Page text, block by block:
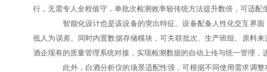
行，无需专人全程值守，单批次检测效率较传统方法提升数倍，可适
智能化设计也是该设备的突出特征。设备配备人性化交互界面
低人为误差。同时内置数据存储模块，可关联批次、生产班组、原料
酒企现有的质量管理系统对接，实现检测数据的自动上传与统一管理，
此外，白酒分析仪的场景适配性强，可根据不同使用需求调整